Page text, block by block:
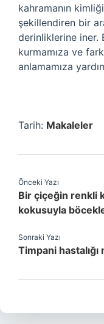
kahramanın
şekillendiren bir
derinliklerine iner.
kurmamıza ve
anlamamıza
Tarih: Makaleler
Önceki Yazı
Bir çiçeğin renkli
kokusuyla
Sonraki Yazı
Timpani hastalığı